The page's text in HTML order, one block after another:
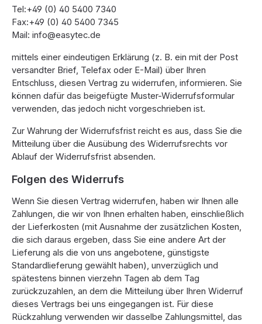
Tel:+49 (0) 40 5400 7340
Fax:+49 (0) 40 5400 7345
Mail: info@easytec.de
mittels einer eindeutigen Erklärung (z. B. ein mit der Post
versandter Brief, Telefax oder E-Mail) über Ihren
Entschluss, diesen Vertrag zu widerrufen, informieren. Sie
können dafür das beigefügte Muster-Widerrufsformular
verwenden, das jedoch nicht vorgeschrieben ist.
Zur Wahrung der Widerrufsfrist reicht es aus, dass Sie die
Mitteilung über die Ausübung des Widerrufsrechts vor
Ablauf der Widerrufsfrist absenden.
Folgen des Widerrufs
Wenn Sie diesen Vertrag widerrufen, haben wir Ihnen alle
Zahlungen, die wir von Ihnen erhalten haben, einschließlich
der Lieferkosten (mit Ausnahme der zusätzlichen Kosten,
die sich daraus ergeben, dass Sie eine andere Art der
Lieferung als die von uns angebotene, günstigste
Standardlieferung gewählt haben), unverzüglich und
spätestens binnen vierzehn Tagen ab dem Tag
zurückzuzahlen, an dem die Mitteilung über Ihren Widerruf
dieses Vertrags bei uns eingegangen ist. Für diese
Rückzahlung verwenden wir dasselbe Zahlungsmittel, das